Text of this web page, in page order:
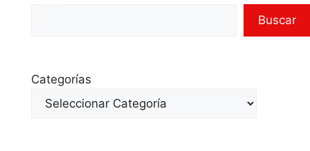
Buscar
Categorías